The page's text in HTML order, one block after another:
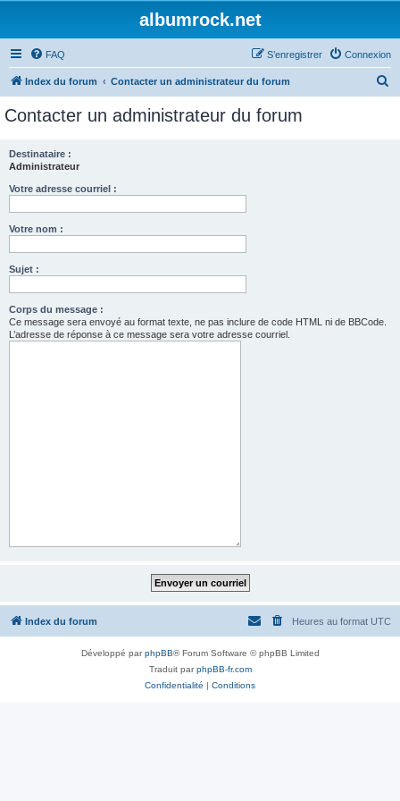
albumrock.net
FAQ Connexion
S’enregistrer
Index du forum Contacter un administrateur du forum
Contacter un administrateur du forum
Destinataire :
Administrateur
Votre adresse courriel :
Votre nom :
Sujet :
Corps du message :
Ce message sera envoyé au format texte, ne pas inclure de code HTML ni de BBCode.
L’adresse de réponse à ce message sera votre adresse courriel.
Index du forum Heures au format UTC
Développé parphpBB® Forum Software © phpBB Limited
Traduit parphpBB-fr.com
Confidentialité | Conditions